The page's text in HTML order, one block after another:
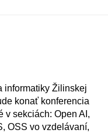
informatiky Žilinskej
konať konferencia
v sekciách: Open AI,
OSS vo vzdelávaní,